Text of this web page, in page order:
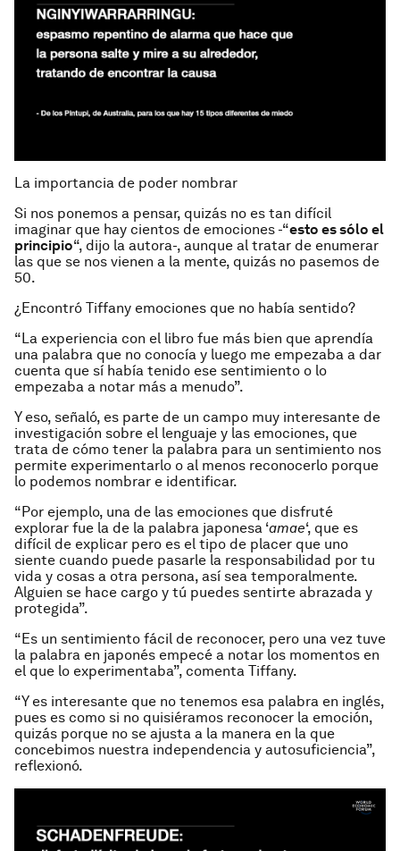
La importancia de poder nombrar
Si nos ponemos a pensar, quizás no es tan difícil
imaginar que hay cientos de emociones -“esto es sólo el
principio“, dijo la autora-, aunque al tratar de enumerar
las que se nos vienen a la mente, quizás no pasemos de
50.
¿Encontró Tiffany emociones que no había sentido?
“La experiencia con el libro fue más bien que aprendía
una palabra que no conocía y luego me empezaba a dar
cuenta que sí había tenido ese sentimiento o lo
empezaba a notar más a menudo”.
Y eso, señaló, es parte de un campo muy interesante de
investigación sobre el lenguaje y las emociones, que
trata de cómo tener la palabra para un sentimiento nos
permite experimentarlo o al menos reconocerlo porque
lo podemos nombrar e identificar.
“Por ejemplo, una de las emociones que disfruté
explorar fue la de la palabra japonesa ‘amae‘, que es
difícil de explicar pero es el tipo de placer que uno
siente cuando puede pasarle la responsabilidad por tu
vida y cosas a otra persona, así sea temporalmente.
Alguien se hace cargo y tú puedes sentirte abrazada y
protegida”.
“Es un sentimiento fácil de reconocer, pero una vez tuve
la palabra en japonés empecé a notar los momentos en
el que lo experimentaba”, comenta Tiffany.
“Y es interesante que no tenemos esa palabra en inglés,
pues es como si no quisiéramos reconocer la emoción,
quizás porque no se ajusta a la manera en la que
concebimos nuestra independencia y autosuficiencia”,
reflexionó.